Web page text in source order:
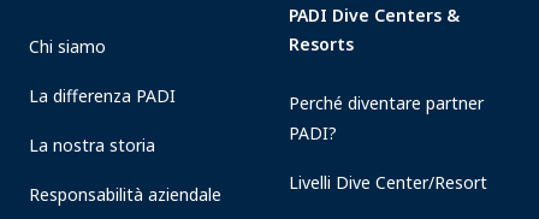
Chi siamo
La differenza PADI
La nostra storia
Responsabilità aziendale
PADI Dive Centers &
Resorts
Perché diventare partner
PADI?
Livelli Dive Center/Resort